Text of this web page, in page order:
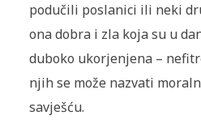
podučili poslanici ili neki
ona dobra i zla koja su u
duboko ukorjenjena –
njih se može nazvati
savješću.